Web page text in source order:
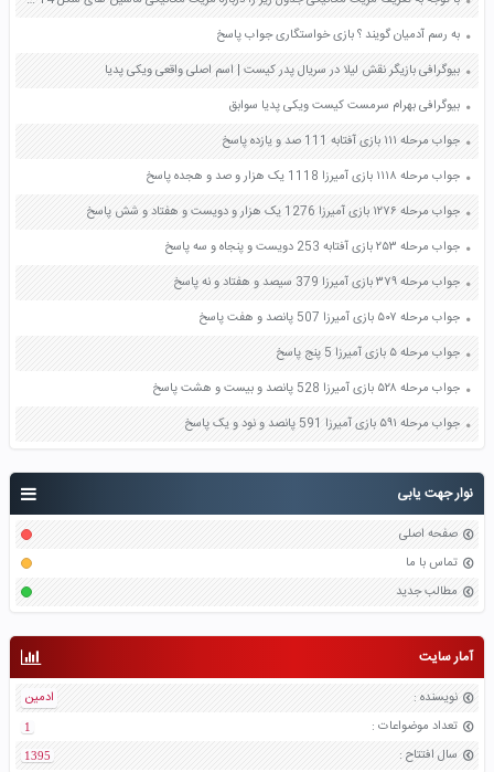
نوار جهت یابی
صفحه اصلی
تماس با ما
مطالب جدید
آمار سایت
نویسنده :
ادمین
تعداد موضواعات :
1
سال افتتاح :
1395
به رسم آدمیان گویند ؟ بازی خواستگاری جواب پاسخ
بیوگرافی بازیگر نقش لیلا در سریال پدر کیست | اسم اصلی واقعی ویکی پدیا
بیوگرافی بهرام سرمست کیست ویکی پدیا سوابق
جواب مرحله ۱۱۱ بازی آفتابه 111 صد و یازده پاسخ
جواب مرحله ۱۱۱۸ بازی آمیرزا 1118 یک هزار و صد و هجده پاسخ
جواب مرحله ۱۲۷۶ بازی آمیرزا 1276 یک هزار و دویست و هفتاد و شش پاسخ
جواب مرحله ۲۵۳ بازی آفتابه 253 دویست و پنجاه و سه پاسخ
جواب مرحله ۳۷۹ بازی آمیرزا 379 سیصد و هفتاد و نه پاسخ
جواب مرحله ۵۰۷ بازی آمیرزا 507 پانصد و هفت پاسخ
جواب مرحله ۵ بازی آمیرزا 5 پنج پاسخ
جواب مرحله ۵۲۸ بازی آمیرزا 528 پانصد و بیست و هشت پاسخ
جواب مرحله ۵۹۱ بازی آمیرزا 591 پانصد و نود و یک پاسخ